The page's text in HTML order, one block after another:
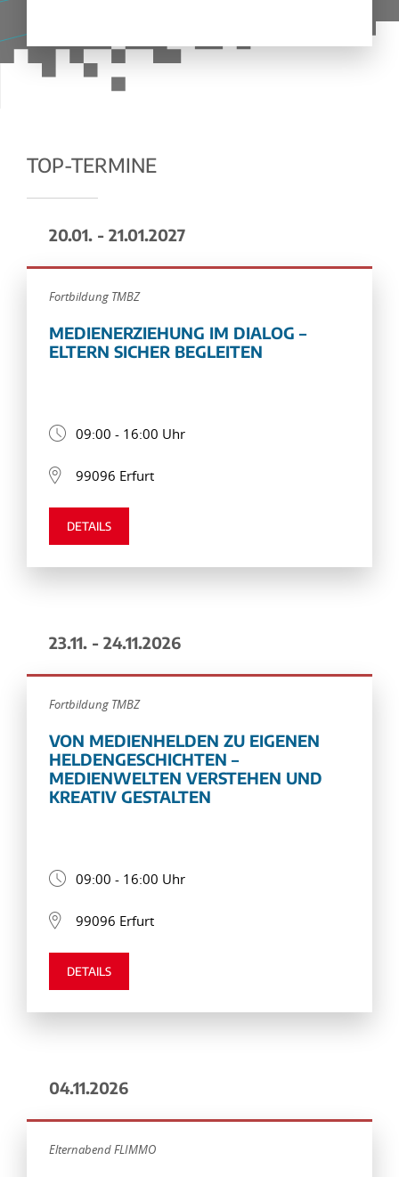
TOP-TERMINE
20.01. - 21.01.2027
Fortbildung TMBZ
MEDIENERZIEHUNG IM DIALOG –
ELTERN SICHER BEGLEITEN
09:00 - 16:00 Uhr
99096 Erfurt
DETAILS
23.11. - 24.11.2026
Fortbildung TMBZ
VON MEDIENHELDEN ZU EIGENEN
HELDENGESCHICHTEN –
MEDIENWELTEN VERSTEHEN UND
KREATIV GESTALTEN
09:00 - 16:00 Uhr
99096 Erfurt
DETAILS
04.11.2026
Elternabend FLIMMO